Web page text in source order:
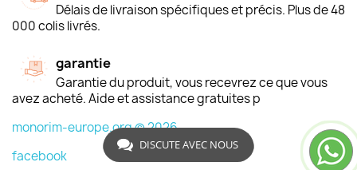
Délais de livraison spécifiques et précis. Plus de 48
000 colis livrés.
garantie
Garantie du produit, vous recevrez ce que vous
avez acheté. Aide et assistance gratuites p
monorim-europe.org © 2026
facebook
DISCUTE AVEC NOUS